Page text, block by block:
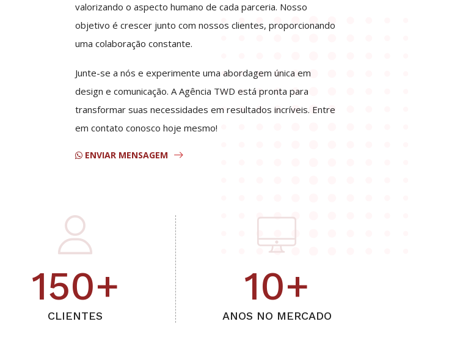
valorizando o aspecto humano de cada parceria. Nosso
objetivo é crescer junto com nossos clientes, proporcionando
uma colaboração constante.
Junte-se a nós e experimente uma abordagem única em
design e comunicação. A Agência TWD está pronta para
transformar suas necessidades em resultados incríveis. Entre
em contato conosco hoje mesmo!
ENVIAR MENSAGEM
150+
CLIENTES
10+
ANOS NO MERCADO